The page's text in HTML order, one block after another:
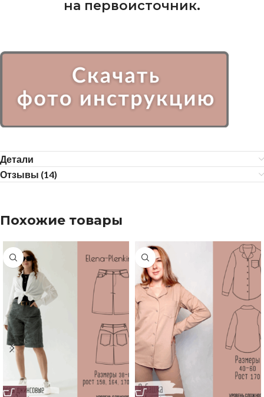
на первоисточник.
Детали
Отзывы (14)
Похожие товары